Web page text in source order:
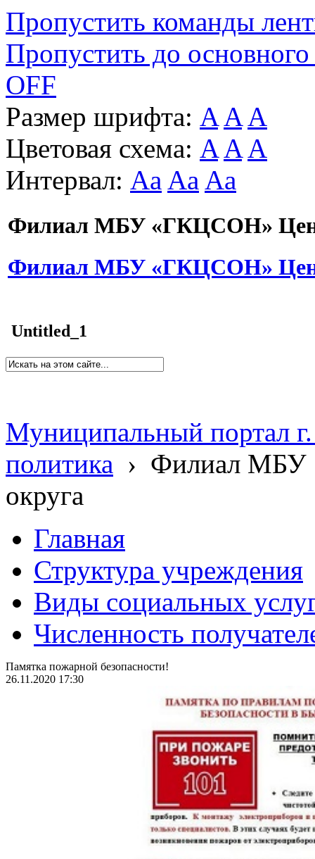
Пропустить команды
Пропустить до основного
OFF
Размер шрифта: A A A
Цветовая схема: A A A
Интервал: Aa Aa Aa
Филиал МБУ «ГКЦСОН»
Филиал МБУ «ГКЦСОН»
Untitled_1
Муниципальный портал
политика › Филиал МБУ
округа
Главная
Структура учреждения
Виды социальных
Численность
Памятка пожарной безопасности!
26.11.2020 17:30